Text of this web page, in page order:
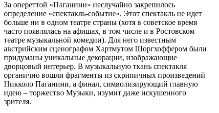
За опереттой «Паганини» неслучайно закрепилось
определение «спектакль-событие». Этот спектакль не идет
больше ни в одном театре страны (хотя в советское время
часто появлялась на афишах, в том числе и в Ростовском
театре музыкальной комедии). Для него известным
австрийским сценографом Хартмутом Шоргхоффером были
придуманы уникальные декорации, изображающие
дворцовый интерьер. В музыкальную ткань спектакля
органично вошли фрагменты из скрипичных произведений
Никколо Паганини, а финал, символизирующий главную
идею – торжество Музыки, изумит даже искушенного
зрителя.